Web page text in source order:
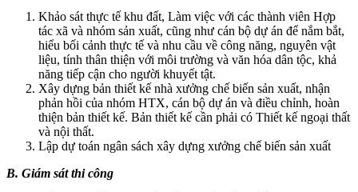
Khảo sát thực tế khu đất, Làm việc với các thành viên Hợp
tác xã và nhóm sản xuất, cũng như cán bộ dự án để nắm bắt,
hiểu bối cảnh thực tế và nhu cầu về công năng, nguyên vật
liệu, tính thân thiện với môi trường và văn hóa dân tộc, khả
năng tiếp cận cho người khuyết tật.
Xây dựng bản thiết kế nhà xưởng chế biến sản xuất, nhận
phản hồi của nhóm HTX, cán bộ dự án và điều chỉnh, hoàn
thiện bản thiết kế. Bản thiết kế cần phải có Thiết kế ngoại thất
và nội thất.
Lập dự toán ngân sách xây dựng xưởng chế biến sản xuất
B. Giám sát thi công